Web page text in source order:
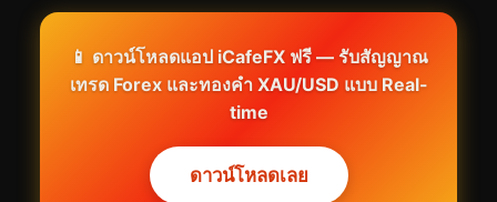
📱 ดาวน์โหลดแอป iCafeFX ฟรี — รับสัญญาณ
เทรด Forex และทองคำ XAU/USD แบบ Real-
time
ดาวน์โหลดเลย